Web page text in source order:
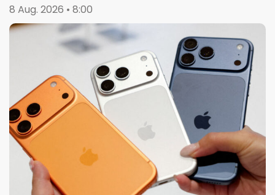
8 Aug. 2026 • 8:00